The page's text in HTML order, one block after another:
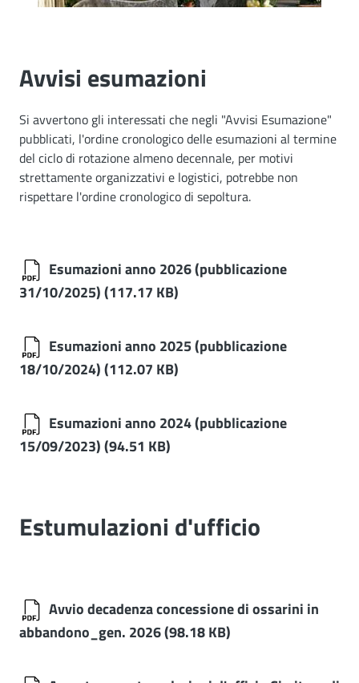
Avvisi esumazioni
Si avvertono gli interessati che negli "Avvisi Esumazione"
pubblicati, l'ordine cronologico delle esumazioni al termine
del ciclo di rotazione almeno decennale, per motivi
strettamente organizzativi e logistici, potrebbe non
rispettare l'ordine cronologico di sepoltura.
Esumazioni anno 2026 (pubblicazione
31/10/2025)(117.17 KB)
Esumazioni anno 2025 (pubblicazione
18/10/2024)(112.07 KB)
Esumazioni anno 2024 (pubblicazione
15/09/2023)(94.51 KB)
Estumulazioni d'ufficio
Avvio decadenza concessione di ossarini in
abbandono_gen. 2026(98.18 KB)